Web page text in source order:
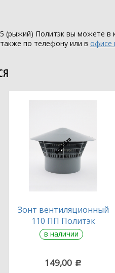
(рыжий) Политэк вы можете в
по телефону или в офисе
Зонт вентиляционный
110 ПП Политэк
в наличии
149,00 c